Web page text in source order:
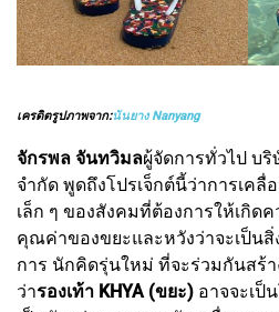
เครดิตรูปภาพจาก:นันยาง Nanyang
จักรพล จันทวิมลผู้จัดการทั่วไป บ
จำกัด พูดถึงโปรเจ็กต์นี้ว่าการเคลื่
เล็ก ๆ ของสังคมที่ต้องการให้เกิ
คุณค่าของขยะและหวังว่าจะเป็น
การ นักคิดรุ่นใหม่ ที่จะร่วมกันสร้
ว่ารองเท้า KHYA (ขยะ) อาจจะเป็